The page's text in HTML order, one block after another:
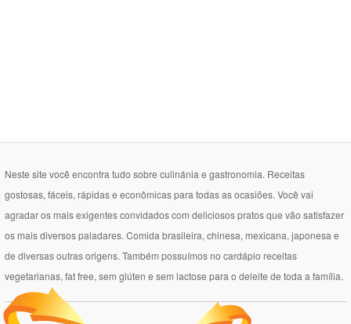
Neste site você encontra tudo sobre culinánia e gastronomia. Receitas
gostosas, fáceis, rápidas e econômicas para todas as ocasiões. Você vai
agradar os mais exigentes convidados com deliciosos pratos que vão satisfazer
os mais diversos paladares. Comida brasileira, chinesa, mexicana, japonesa e
de diversas outras origens. Também possuímos no cardápio receitas
vegetarianas, fat free, sem glúten e sem lactose para o deleite de toda a família.